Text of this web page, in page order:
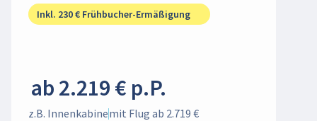
Inkl. 230 € Frühbucher-Ermäßigung
ab 2.219 € p.P.
z.B. Innenkabinemit Flug ab 2.719 €